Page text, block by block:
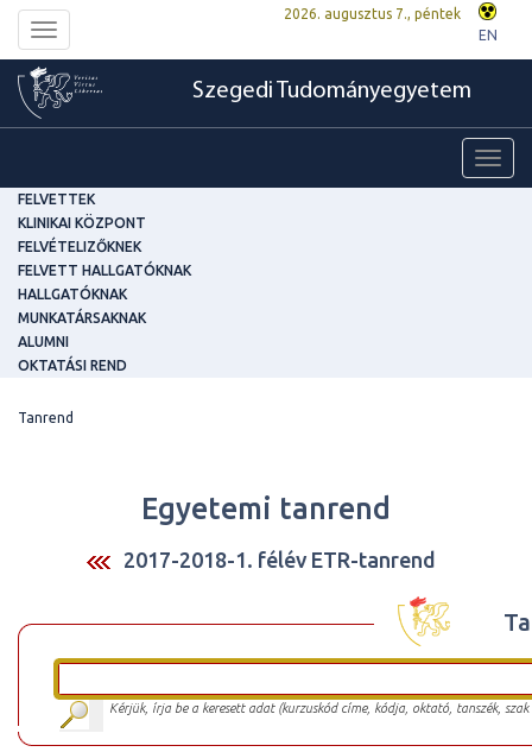
Toggle
navigation
2026. augusztus 7., péntek
EN
Szegedi Tudományegyetem
FELVETTEK
KLINIKAI KÖZPONT
FELVÉTELIZŐKNEK
FELVETT HALLGATÓKNAK
HALLGATÓKNAK
MUNKATÁRSAKNAK
ALUMNI
OKTATÁSI REND
Tanrend
Egyetemi tanrend
2017-2018-1. félév ETR-tanrend
Kérjük, írja be a keresett adat (kurzuskód címe, kódja, oktató, tanszék,